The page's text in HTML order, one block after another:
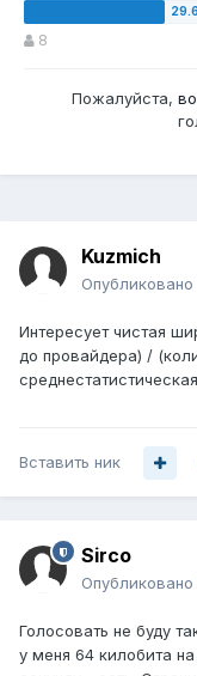
8
Пожалуйста,
Kuzmich
Опубликовано
Интересует чистая
до провайдера) /
Вставить ник
Sirco
Опубликовано
Голосовать не буду
у меня 64 килобита